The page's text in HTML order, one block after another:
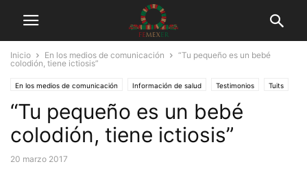
Inicio En los medios de comunicación
“Tu pequeño es un bebé
colodión, tiene ictiosis”
En los medios de comunicación Información de salud Testimonios Tuits
“Tu pequeño es un bebé
colodión, tiene ictiosis”
20 marzo 2017